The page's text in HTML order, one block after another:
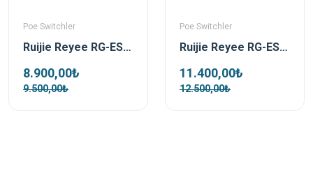
Poe Switchler
Ruijie Reyee RG-ES220GS-P 16 Port 250W 2xSfp 2xRj45 Uplink Yönetilebilir Gigabit PoE Switch
8.900,00₺
9.500,00₺
Poe Switchler
Ruijie Reyee RG-ES228GS-P 28 Port 370 W 2xSfp 2xRj45 Uplink Yönetilebilir Gigabit PoE Switch
11.400,00₺
12.500,00₺